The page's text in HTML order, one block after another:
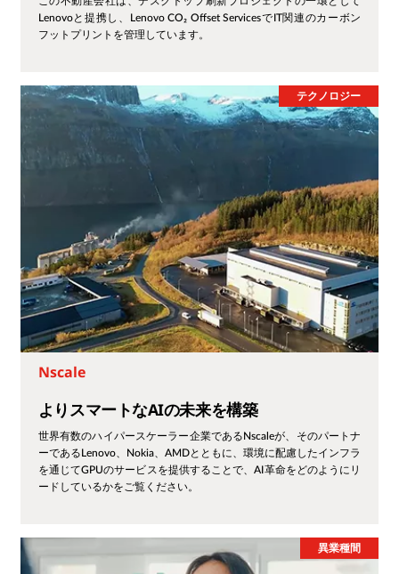
Lenovoと提携し、Lenovo CO₂ Offset ServicesでIT関連のカーボン
フットプリントを管理しています。
テクノロジー
Nscale
よりスマートなAIの未来を構築
世界有数のハイパースケーラー企業であるNscaleが、そのパートナ
ーであるLenovo、Nokia、AMDとともに、環境に配慮したインフラ
を通じてGPUのサービスを提供することで、AI革命をどのようにリ
ードしているかをご覧ください。
異業種間